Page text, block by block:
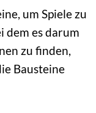
um Spiele zu
dem es darum
zu finden,
Bausteine